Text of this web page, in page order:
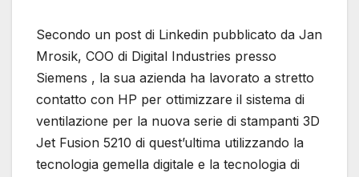
Secondo un post di Linkedin pubblicato da Jan
Mrosik, COO di Digital Industries presso
Siemens , la sua azienda ha lavorato a stretto
contatto con HP per ottimizzare il sistema di
ventilazione per la nuova serie di stampanti 3D
Jet Fusion 5210 di quest’ultima utilizzando la
tecnologia gemella digitale e la tecnologia di